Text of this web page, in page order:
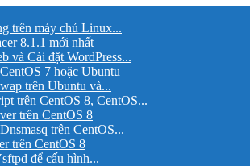
trên máy chủ Linux...
8.1.1 mới nhất
và Cài đặt WordPress...
7 hoặc Ubuntu
trên Ubuntu và...
trên CentOS 8, CentOS...
trên CentOS 8
trên CentOS...
trên CentOS 8
để cấu hình...